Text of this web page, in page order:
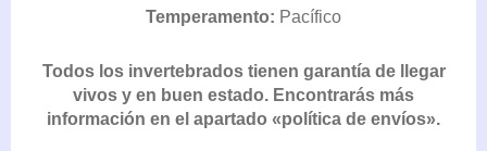
Temperamento: Pacífico
Todos los invertebrados tienen garantía de llegar
vivos y en buen estado. Encontrarás más
información en el apartado «política de envíos».